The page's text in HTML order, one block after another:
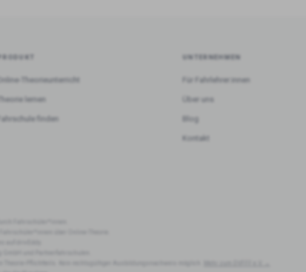
PRODUKT
Online-Theorieunterricht
Theorie lernen
Fahrschule finden
UNTERNEHMEN
Für Fahrlehrer:innen
Über uns
Blog
Kontakt